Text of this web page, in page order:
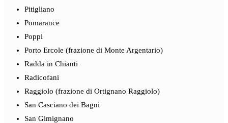
Pitigliano
Pomarance
Poppi
Porto Ercole (frazione di Monte Argentario)
Radda in Chianti
Radicofani
Raggiolo (frazione di Ortignano Raggiolo)
San Casciano dei Bagni
San Gimignano